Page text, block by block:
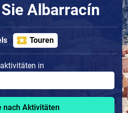
Albarracín
Touren
in
nach Aktivitäten